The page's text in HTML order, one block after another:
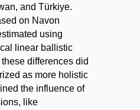
and Türkiye.
on Navon
using
linear ballistic
differences did
as more holistic
the influence of
like